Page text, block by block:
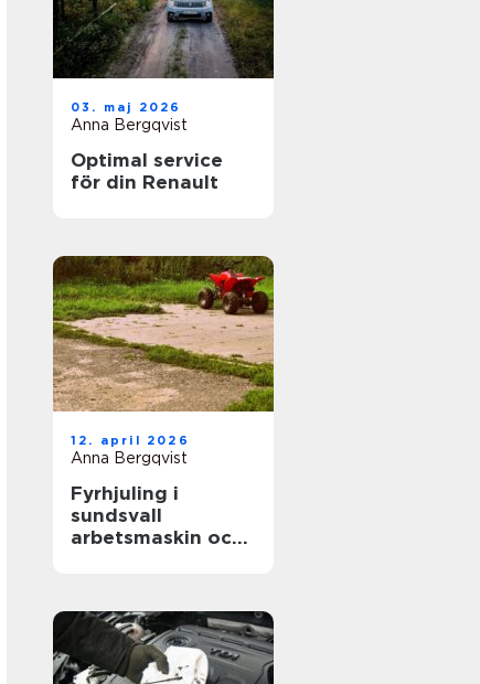
03. maj 2026
Anna Bergqvist
Optimal service
för din Renault
12. april 2026
Anna Bergqvist
Fyrhjuling i
sundsvall
arbetsmaskin och